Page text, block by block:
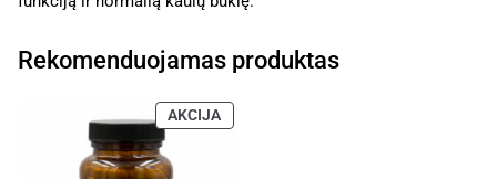
Rekomenduojamas produktas
AKCIJA